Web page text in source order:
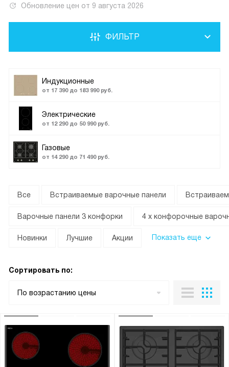
Обновление цен от 9 августа 2026
Индукционные
от 17 390 до 183 990 руб.
Электрические
от 12 290 до 50 990 руб.
Газовые
от 14 290 до 71 490 руб.
ФИЛЬТР
Все Встраиваемые варочные панели
Варочные панели 3 конфорки 4 х конфорочные
Новинки Лучшие Акции Показать еще
Сортировать по:
По возрастанию цены